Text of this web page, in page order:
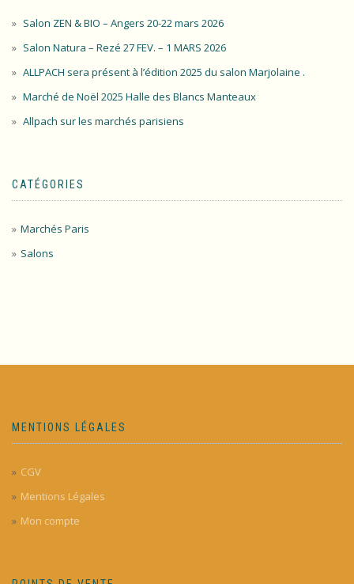
Salon ZEN & BIO – Angers 20-22 mars 2026
Salon Natura – Rezé 27 FEV. – 1 MARS 2026
ALLPACH sera présent à l’édition 2025 du salon Marjolaine .
Marché de Noël 2025 Halle des Blancs Manteaux
Allpach sur les marchés parisiens
CATÉGORIES
Marchés Paris
Salons
MENTIONS LÉGALES
CGV
Mentions Légales
Mon compte